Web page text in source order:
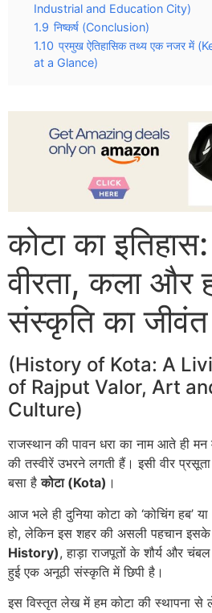
Industrial and Education City)
1.9 निष्कर्ष (Conclusion)
1.10 प्रमुख ऐतिहासिक तथ्य एक नजर में
at a Glance)
कोटा का
वीरता, कला और
संस्कृति का
(History of Kota: A
of Rajput Valor, Art
Culture)
राजस्थान की पावन धरा का नाम आते ही मन
की तस्वीरें उभरने लगती हैं। इसी वीर प्रसूता
बसा हैकोटा (Kota) ।
आज भले ही दुनिया कोटा को ‘कोचिंग हब’ या
हो, लेकिन इस शहर की असली पहचान
History), हाड़ा राजपूतों के शौर्य और
हुई एक अनूठी संस्कृति में छिपी है।
इस विस्तृत लेख में हम कोटा की स्थापना